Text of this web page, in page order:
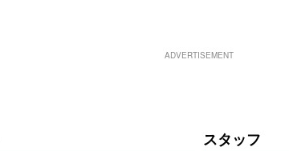
ADVERTISEMENT
スタッフ